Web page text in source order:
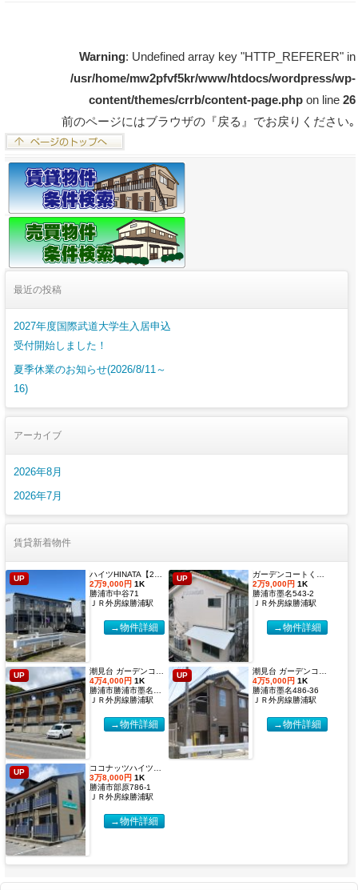
Warning: Undefined array key "HTTP_REFERER" in
/usr/home/mw2pfvf5kr/www/htdocs/wordpress/wp-
content/themes/crrb/content-page.php on line26
前のページにはブラウザの『戻る』でお戻りください｡
最近の投稿
2027年度国際武道大学生入居申込
受付開始しました！
夏季休業のお知らせ(2026/8/11～
16)
アーカイブ
2026年8月
2026年7月
賃貸新着物件
UP
ハイツHINATA【2027年度国際武道大学生 入居申込受付開始しました！】
2万9,000円 1K
勝浦市中谷71
ＪＲ外房線勝浦駅
→物件詳細
UP
ガーデンコートくすのき 【2027年度国際武道大学生 入居申込受付開始しました！】
2万9,000円 1K
勝浦市墨名543-2
ＪＲ外房線勝浦駅
→物件詳細
UP
潮見台 ガーデンコート２【2027年度国際武道大学生 入居申込受付開始しました！】
4万4,000円 1K
勝浦市勝浦市墨名486-32
ＪＲ外房線勝浦駅
→物件詳細
UP
潮見台 ガーデンコート【2027年度国際武道大学生 入居申込受付開始しました！】
4万5,000円 1K
勝浦市墨名486-36
ＪＲ外房線勝浦駅
→物件詳細
UP
ココナッツハイツ６【2027年度国際武道大学生 入居申込受付開始しました！】
3万8,000円 1K
勝浦市部原786-1
ＪＲ外房線勝浦駅
→物件詳細